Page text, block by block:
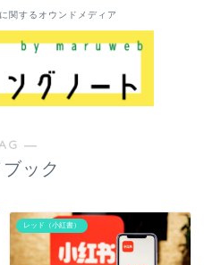
関するオウンドメディア
―
ック
レッド（小紅書）